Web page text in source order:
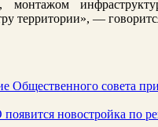
монтажом
территории», —
Общественного совета
новостройка по